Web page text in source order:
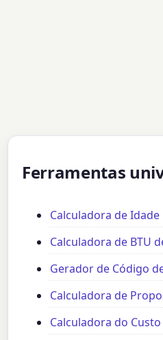
Ferramentas
Calculadora de Idade
Calculadora de BTU
Gerador de Código
Calculadora de
Calculadora do